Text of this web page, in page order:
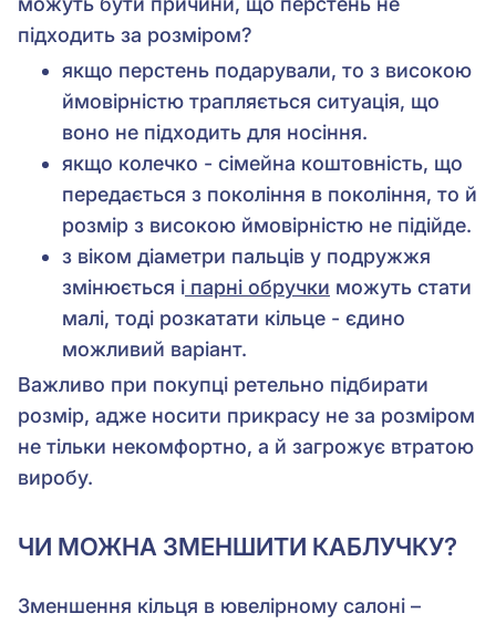
підходить за розміром?
якщо перстень подарували, то з високою
ймовірністю трапляється ситуація, що
воно не підходить для носіння.
якщо колечко - сімейна коштовність, що
передається з покоління в покоління, то й
розмір з високою ймовірністю не підійде.
з віком діаметри пальців у подружжя
змінюється і парні обручки можуть стати
малі, тоді розкатати кільце - єдино
можливий варіант.
Важливо при покупці ретельно підбирати
розмір, адже носити прикрасу не за розміром
не тільки некомфортно, а й загрожує втратою
виробу.
ЧИ МОЖНА ЗМЕНШИТИ КАБЛУЧКУ?
Зменшення кільця в ювелірному салоні –